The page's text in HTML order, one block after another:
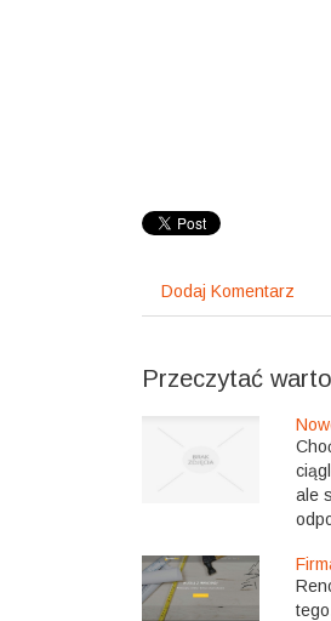
Dodaj Komentarz
Przeczytać
ale